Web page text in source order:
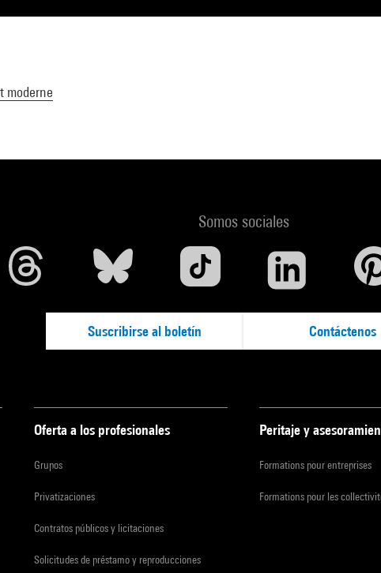
moderne
Somos sociales
Suscribirse al boletín Contáctenos
Oferta a los profesionales
Grupos
Privatizaciones
Contratos públicos y licitaciones
Solicitudes de préstamo y reproducciones
Peritaje y
Formations pour entreprises
Formations pour les